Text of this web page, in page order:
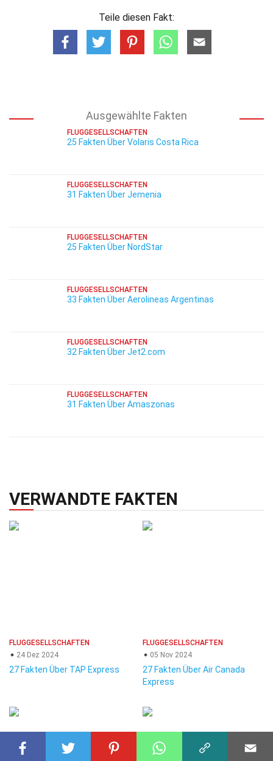
Teile diesen Fakt:
Ausgewählte Fakten
FLUGGESELLSCHAFTEN
25 Fakten Über Volaris Costa Rica
FLUGGESELLSCHAFTEN
31 Fakten Über Jemenia
FLUGGESELLSCHAFTEN
25 Fakten Über NordStar
FLUGGESELLSCHAFTEN
33 Fakten Über Aerolineas Argentinas
FLUGGESELLSCHAFTEN
32 Fakten Über Jet2.com
FLUGGESELLSCHAFTEN
31 Fakten Über Amaszonas
VERWANDTE FAKTEN
FLUGGESELLSCHAFTEN
24 Dez 2024
27 Fakten Über TAP Express
FLUGGESELLSCHAFTEN
05 Nov 2024
27 Fakten Über Air Canada
Express